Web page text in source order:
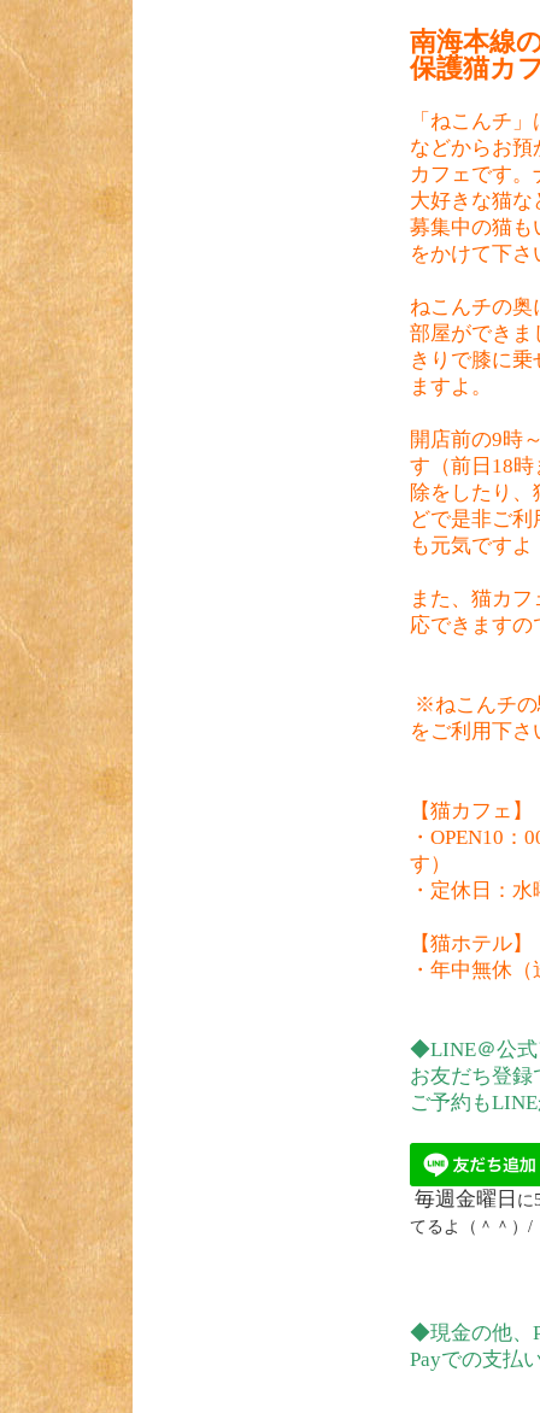
南海本線
保護猫カ
「ねこんチ
などからお
カフェです
大好きな猫な
募集中の猫も
をかけて下さ
ねこんチの
部屋ができ
きりで膝に
ますよ。
開店前の9時
す（前日18
除をしたり
どで是非ご
も元気ですよ
また、猫カ
応できますの
※ねこんチの
をご利用下さ
【猫カフェ
・OPEN10
す）
・定休日：
【猫ホテル
・年中無休
◆LINE＠公式
お友だち登録
ご予約も
毎週金曜日 に
てるよ（＾＾）/
◆現金の他、
Payでの支払